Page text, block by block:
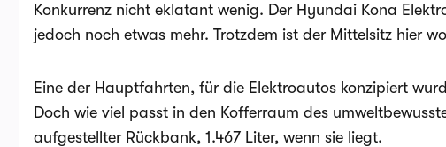
Konkurrenz nicht eklatant wenig. Der Hyundai Kona
jedoch noch etwas mehr. Trotzdem ist der Mittelsitz hier
Eine der Hauptfahrten, für die Elektroautos konzipiert
Doch wie viel passt in den Kofferraum des
aufgestellter Rückbank, 1.467 Liter, wenn sie liegt.